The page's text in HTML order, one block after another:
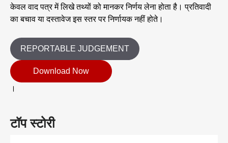
टॉप स्टोरी
केवल वाद पत्र में लिखे तथ्यों को मानकर निर्णय लेना होता है। प्रतिवादी
का बचाव या दस्तावेज इस स्तर पर निर्णायक नहीं होते।
REPORTABLE JUDGEMENT
Download Now
।